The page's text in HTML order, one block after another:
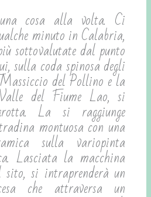
cosa alla volta. Ci
minuto in Calabria,
sottovalutate dal punto
sulla coda spinosa degli
del Pollino e la
del Fiume Lao, si
La si raggiunge
montuosa con una
sulla variopinta
Lasciata la macchina
sito, si intraprenderà un
che attraversa un